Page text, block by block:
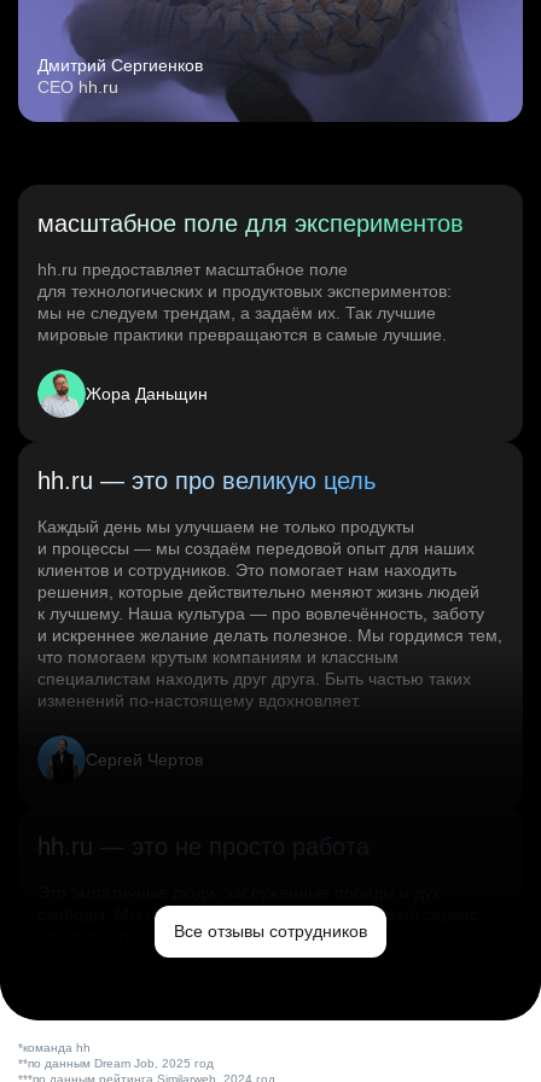
Дмитрий Сергиенков
CEO hh.ru
масштабное поле для экспериментов
hh.ru предоставляет масштабное поле
для технологических и продуктовых экспериментов:
мы не следуем трендам, а задаём их. Так лучшие
мировые практики превращаются в самые лучшие.
Жора Даньщин
hh.ru — это про великую цель
Каждый день мы улучшаем не только продукты
и процессы — мы создаём передовой опыт для наших
клиентов и сотрудников. Это помогает нам находить
решения, которые действительно меняют жизнь людей
к лучшему. Наша культура — про вовлечённость, заботу
и искреннее желание делать полезное. Мы гордимся тем,
что помогаем крутым компаниям и классным
специалистам находить друг друга. Быть частью таких
изменений по‑настоящему вдохновляет.
Сергей Чертов
hh.ru — это не просто работа
свободы. Мы помогаем миру и создаём лучший сервис
по поиску работы в стране.Все отзывы сотрудников
*команда hh
**по данным Dream Job, 2025 год
***по данным рейтинга Similarweb, 2024 год